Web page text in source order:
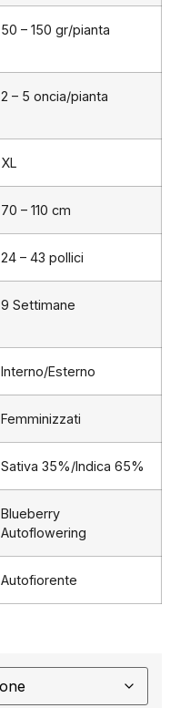
50 – 150 gr/pianta
2 – 5 oncia/pianta
XL
70 – 110 cm
24 – 43 pollici
9 Settimane
Interno/Esterno
Femminizzati
Sativa 35%/Indica 65%
Blueberry
Autoflowering
Autofiorente